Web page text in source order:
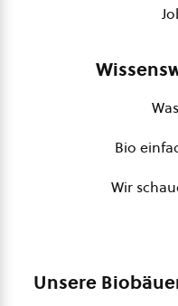
Bio
Wir
Unsere